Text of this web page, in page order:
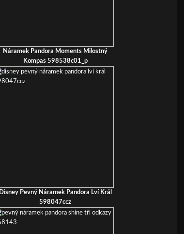
Náramek Pandora Moments Milostný
Kompas 598538c01_p
Disney Pevný Náramek Pandora Lví Král
598047ccz